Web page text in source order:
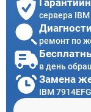
сервера
ремонт по
в день
Замена
IBM